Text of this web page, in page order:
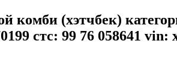
комби (хэтчбек)
стс: 99 76 058641 vin: